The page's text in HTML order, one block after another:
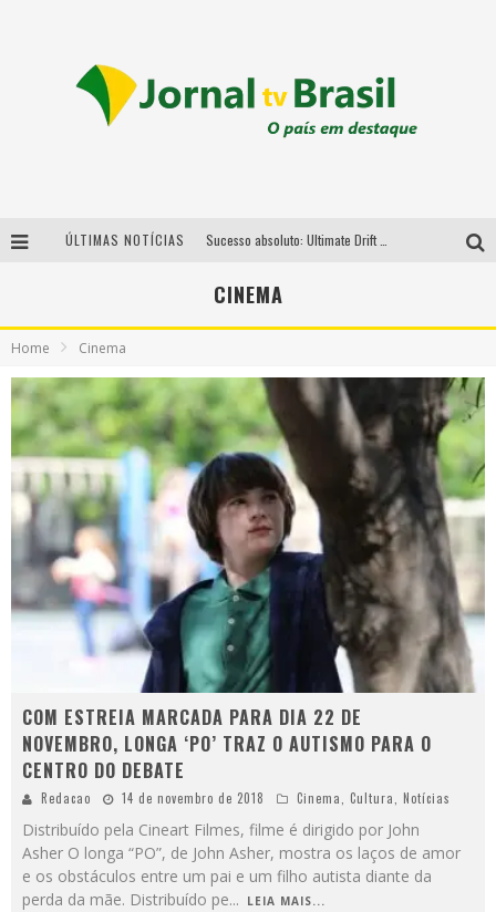
ÚLTIMAS NOTÍCIAS
Chega de mistério! Baianas Ozadas lança tema do carnaval de 2026 nesta terça-feira
CINEMA
Home Cinema
COM ESTREIA MARCADA PARA DIA 22 DE
NOVEMBRO, LONGA ‘PO’ TRAZ O AUTISMO PARA O
CENTRO DO DEBATE
Redacao 14 de novembro de 2018 Cinema, Cultura, Notícias
Distribuído pela Cineart Filmes, filme é dirigido por John
Asher O longa “PO”, de John Asher, mostra os laços de amor
e os obstáculos entre um pai e um filho autista diante da
perda da mãe. Distribuído pe... LEIA MAIS...